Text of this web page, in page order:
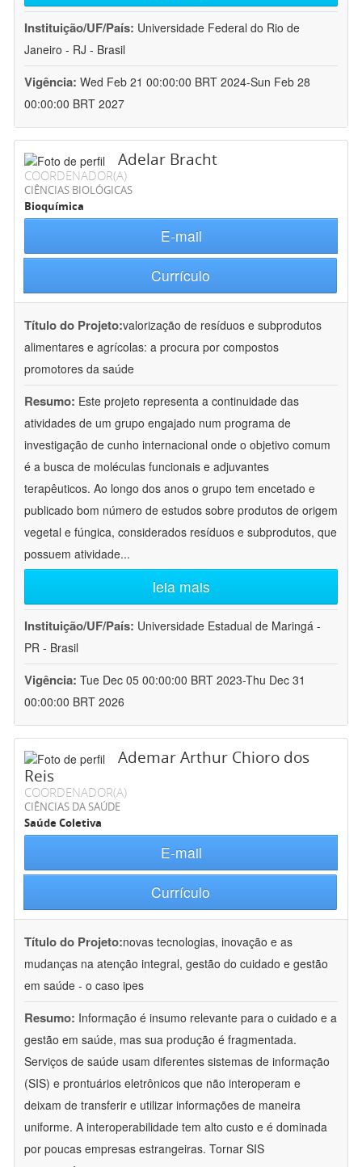
Instituição/UF/País: Universidade Federal do Rio de
Janeiro - RJ - Brasil
Vigência: Wed Feb 21 00:00:00 BRT 2024-Sun Feb 28
00:00:00 BRT 2027
Adelar Bracht
COORDENADOR(A)
CIÊNCIAS BIOLÓGICAS
Bioquímica
E-mail
Currículo
Título do Projeto:valorização de resíduos e subprodutos
alimentares e agrícolas: a procura por compostos
promotores da saúde
Resumo: Este projeto representa a continuidade das
atividades de um grupo engajado num programa de
investigação de cunho internacional onde o objetivo comum
é a busca de moléculas funcionais e adjuvantes
terapêuticos. Ao longo dos anos o grupo tem encetado e
publicado bom número de estudos sobre produtos de origem
vegetal e fúngica, considerados resíduos e subprodutos, que
possuem atividade...
leia mais
Instituição/UF/País: Universidade Estadual de Maringá -
PR - Brasil
Vigência: Tue Dec 05 00:00:00 BRT 2023-Thu Dec 31
00:00:00 BRT 2026
Ademar Arthur Chioro dos
Reis
COORDENADOR(A)
CIÊNCIAS DA SAÚDE
Saúde Coletiva
E-mail
Currículo
Título do Projeto:novas tecnologias, inovação e as
mudanças na atenção integral, gestão do cuidado e gestão
em saúde - o caso ipes
Resumo: Informação é insumo relevante para o cuidado e a
gestão em saúde, mas sua produção é fragmentada.
Serviços de saúde usam diferentes sistemas de informação
(SIS) e prontuários eletrônicos que não interoperam e
deixam de transferir e utilizar informações de maneira
uniforme. A interoperabilidade tem alto custo e é dominada
por poucas empresas estrangeiras. Tornar SIS